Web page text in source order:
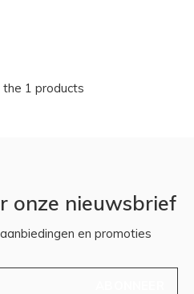
1 products
onze nieuwsbrief
en promoties